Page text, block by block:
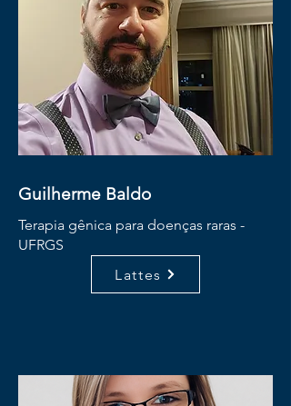
Guilherme Baldo
Terapia gênica para doenças raras -
UFRGS
Lattes